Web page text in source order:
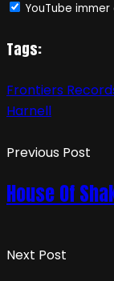
YouTube
Tags:
Frontiers
Harnell
Previous Post
House Of
Next Post